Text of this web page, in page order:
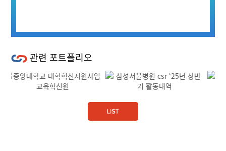
관련 포트폴리오